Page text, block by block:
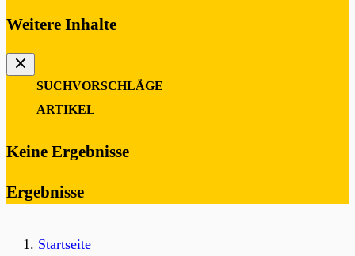
Weitere Inhalte
SUCHVORSCHLÄGE
ARTIKEL
Keine Ergebnisse
Ergebnisse
Startseite